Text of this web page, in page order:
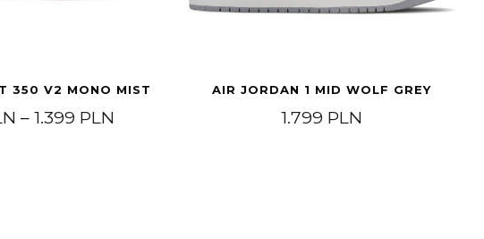
350 V2 MONO MIST
– 1.399 PLN Zakres cen: od 799 PLN do 1.399 PLN
AIR JORDAN 1 MID WOLF GREY
1.799 PLN